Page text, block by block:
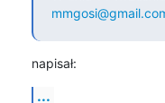
napisał:
...